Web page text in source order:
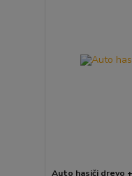
Auto hasiči drevo